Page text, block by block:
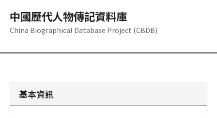
中國歷代人物傳記資料庫
China Biographical Database Project (CBDB)
基本資訊